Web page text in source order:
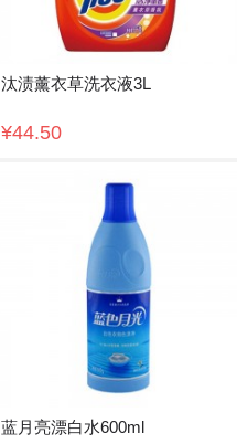
汰渍薰衣草洗衣液3L
¥44.50
蓝月亮漂白水600ml